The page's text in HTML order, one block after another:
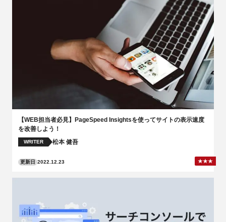
【WEB担当者必見】PageSpeed Insightsを使ってサイトの表示速度
を改善しよう！
WRITER 松本 健吾
更新日 2022.12.23